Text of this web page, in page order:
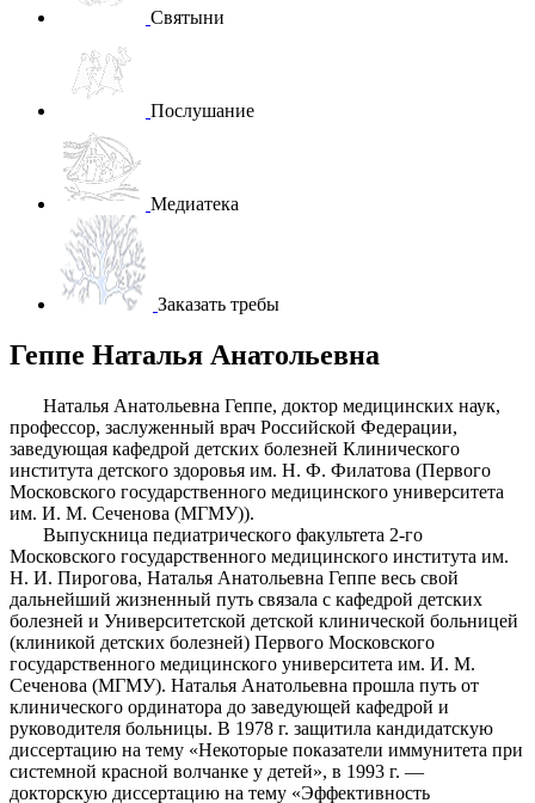
Святыни
Послушание
Медиатека
Заказать требы
Геппе Наталья Анатольевна
Наталья Анатольевна Геппе, доктор медицинских наук,
профессор, заслуженный врач Российской Федерации,
заведующая кафедрой детских болезней Клинического
института детского здоровья им. Н. Ф. Филатова (Первого
Московского государственного медицинского университета
им. И. М. Сеченова (МГМУ)).
Выпускница педиатрического факультета 2-го
Московского государственного медицинского института им.
Н. И. Пирогова, Наталья Анатольевна Геппе весь свой
дальнейший жизненный путь связала с кафедрой детских
болезней и Университетской детской клинической больницей
(клиникой детских болезней) Первого Московского
государственного медицинского университета им. И. М.
Сеченова (МГМУ). Наталья Анатольевна прошла путь от
клинического ординатора до заведующей кафедрой и
руководителя больницы. В 1978 г. защитила кандидатскую
диссертацию на тему «Некоторые показатели иммунитета при
системной красной волчанке у детей», в 1993 г. —
докторскую диссертацию на тему «Эффективность